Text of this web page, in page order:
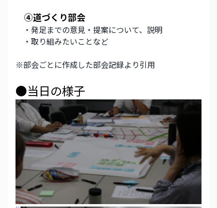
④道づくり部会
・発足までの意見・提案について、説明
・取り組みたいことなど
※部会ごとに作成した部会記録より引用
●当日の様子